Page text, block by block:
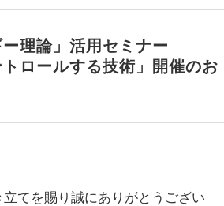
ー理論」活用セミナー
トロールする技術」開催のお
てを賜り誠にありがとうござい